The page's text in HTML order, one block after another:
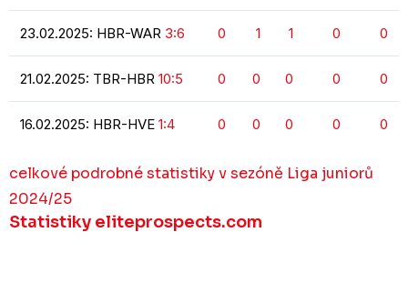
23.02.2025: HBR-WAR 3:6 0 1 1 0 0
21.02.2025: TBR-HBR 10:5 0 0 0 0 0
16.02.2025: HBR-HVE 1:4 0 0 0 0 0
celkové podrobné statistiky v sezóně Liga juniorů
2024/25
Statistiky eliteprospects.com